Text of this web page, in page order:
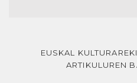
EUSKAL
ARTIKULUREN